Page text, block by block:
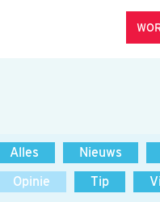
Alles Nieuws
Opinie Tip